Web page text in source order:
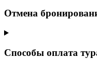
Отмена
Способы оплата